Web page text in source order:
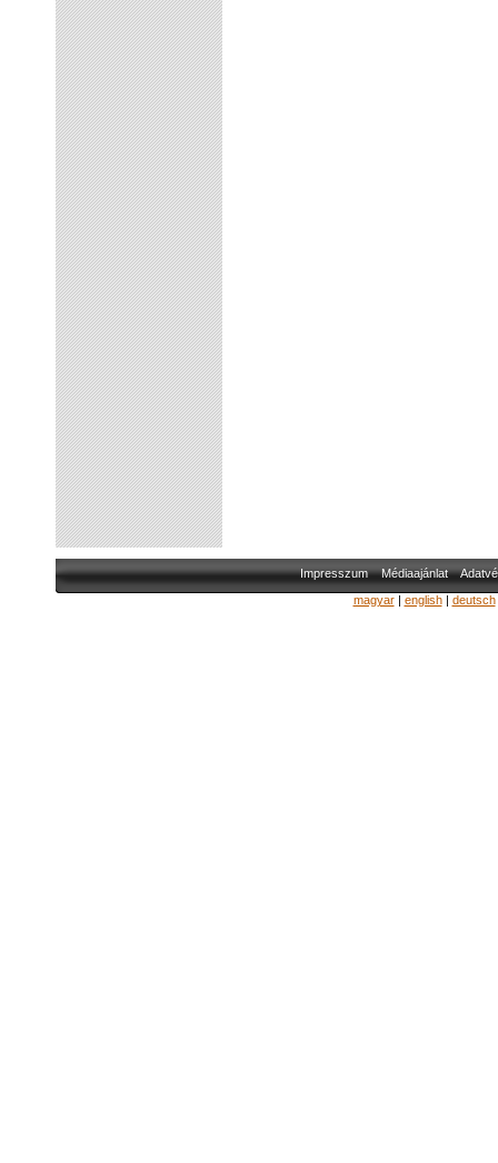
Impresszum Médiaajánlat
magyar| english| deutsch